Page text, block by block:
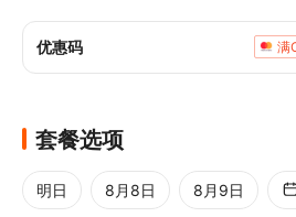
羊城的繁华夜色和独特魅力
雅致用餐环境，让你一面与
一面欣赏美景
（珠江新城店
间
体验全天候spa服务
优惠码 满
套餐选项
明日 8月8日 8月9日